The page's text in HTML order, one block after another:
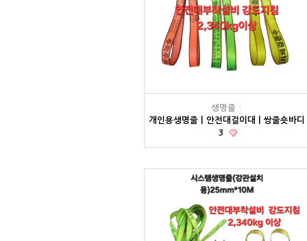
생명줄
개인용생명줄ㅣ안전대걸이대ㅣ쌍줄숏바디
3